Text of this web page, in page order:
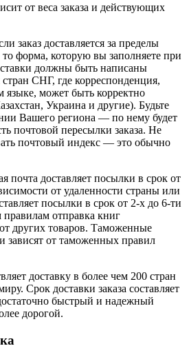
от веса заказа и действующих
заказ доставляется за пределы
форма, которую вы заполняете при
должны быть написаны
СНГ, где корреспонденция,
языке, может быть корректно
Украина и другие). Будьте
Вашего региона — по нему будет
почтовой пересылки заказа. Не
почтовый индекс — это обычно
почта доставляет посылки в срок от
от удаленности страны или
посылки в срок от 2-х до 6-ти
отправка книг
других товаров. Таможенные
от таможенных правил
доставку в более чем 200 стран
Срок доставки заказа составляет
быстрый и надежный
дорогой.